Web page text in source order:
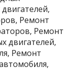
Ремонт
Ремонт
двигателей,
Ремонт